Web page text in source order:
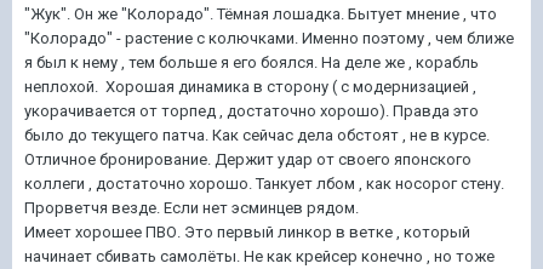
"Жук". Он же "Колорадо". Тёмная лошадка. Бытует мнение , что
"Колорадо" - растение с колючками. Именно поэтому , чем ближе
я был к нему , тем больше я его боялся. На деле же , корабль
неплохой. Хорошая динамика в сторону ( с модернизацией ,
укорачивается от торпед , достаточно хорошо). Правда это
было до текущего патча. Как сейчас дела обстоят , не в курсе.
Отличное бронирование. Держит удар от своего японского
коллеги , достаточно хорошо. Танкует лбом , как носорог стену.
Прорветчя везде. Если нет эсминцев рядом.
Имеет хорошее ПВО. Это первый линкор в ветке , который
начинает сбивать самолёты. Не как крейсер конечно , но тоже